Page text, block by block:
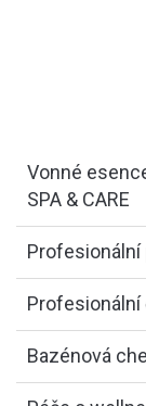
Vonné
SPA & CARE
Profesionální
Bazénová